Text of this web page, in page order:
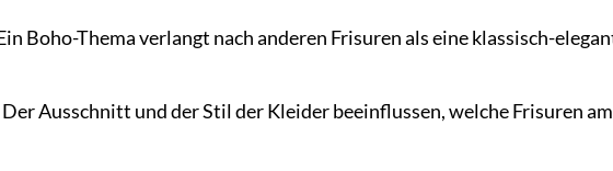
Boho-Thema verlangt nach anderen Frisuren als eine klassisch-
Der Ausschnitt und der Stil der Kleider beeinflussen, welche Frisuren am